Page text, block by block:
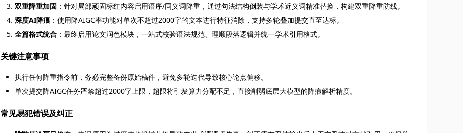
双重降重加固 ：针对局部顽固标红内容启用语序/同义词降重，通过句法结构倒装与学术近义词精准替换，构建双重降重防线。
深度AI降痕 ：使用降AIGC率功能对单次不超过2000字的文本进行特征消除，支持多轮叠加提交直至达标。
全篇格式统合 ：最终启用论文润色模块，一站式校验语法规范、理顺段落逻辑并统一学术引用格式。
关键注意事项
执行任何降重指令前，务必完整备份原始稿件，避免多轮迭代导致核心论点偏移。
单次提交降AIGC任务严禁超过2000字上限，超限将引发算力分配不足，直接削弱底层大模型的降痕解析精度。
常见易犯错误及纠正